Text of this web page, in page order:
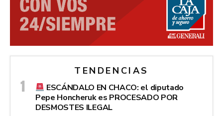
TENDENCIAS
ESCÁNDALO EN CHACO: el diputado
Pepe Honcheruk es PROCESADO POR
DESMOSTES ILEGAL